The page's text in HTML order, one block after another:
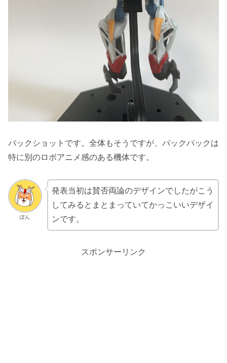
バックショットです。全体もそうですが、バックパックは
特に別のロボアニメ感のある機体です。
ぽん
発表当初は賛否両論のデザインでしたがこう
してみるとまとまっていてかっこいいデザイ
ンです。
スポンサーリンク